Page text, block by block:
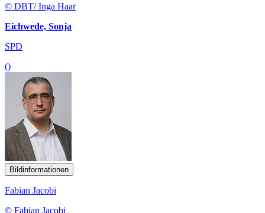
© DBT/ Inga Haar
Eichwede, Sonja
SPD
()
Bildinformationen
Fabian Jacobi
© Fabian Jacobi